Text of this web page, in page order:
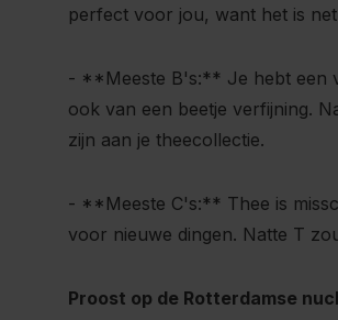
perfect voor jou, want het is
- **Meeste B's:** Je hebt een
ook van een beetje verfijning.
zijn aan je theecollectie.
- **Meeste C's:** Thee is
voor nieuwe dingen. Natte T
Proost op de Rotterdamse